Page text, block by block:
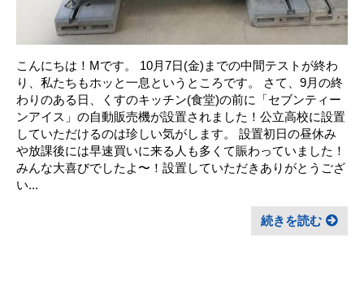
こんにちは！Mです。 ㅤ10月7日(金)までの中間テストが終わ
り、私たちもホッと一息というところです。 ㅤさて、9月の終
わりのある日、くすのキッチン(食堂)の前に「セブンティー
ンアイス」の自動販売機が設置されました！公立高校に設置
していただけるのは珍しい気がします。 ㅤ設置初日の昼休み
や放課後には早速買いに来る人も多くて賑わっていました！
みんな大喜びでしたよ〜！設置していただきありがとうござ
い...
続きを読む